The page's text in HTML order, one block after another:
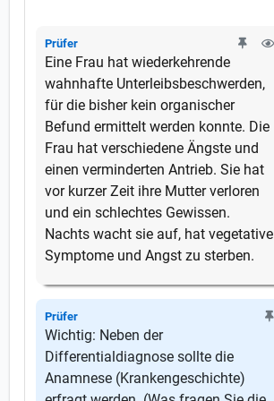
Prüfer
Eine Frau hat wiederkehrende
wahnhafte Unterleibsbeschwerden,
für die bisher kein organischer
Befund ermittelt werden konnte. Die
Frau hat verschiedene Ängste und
einen verminderten Antrieb. Sie hat
vor kurzer Zeit ihre Mutter verloren
und ein schlechtes Gewissen.
Nachts wacht sie auf, hat vegetative
Symptome und Angst zu sterben.
Prüfer
Wichtig: Neben der
Differentialdiagnose sollte die
Anamnese (Krankengeschichte)